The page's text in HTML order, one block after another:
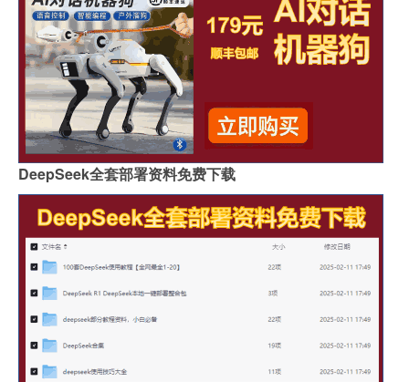
DeepSeek全套部署资料免费下载